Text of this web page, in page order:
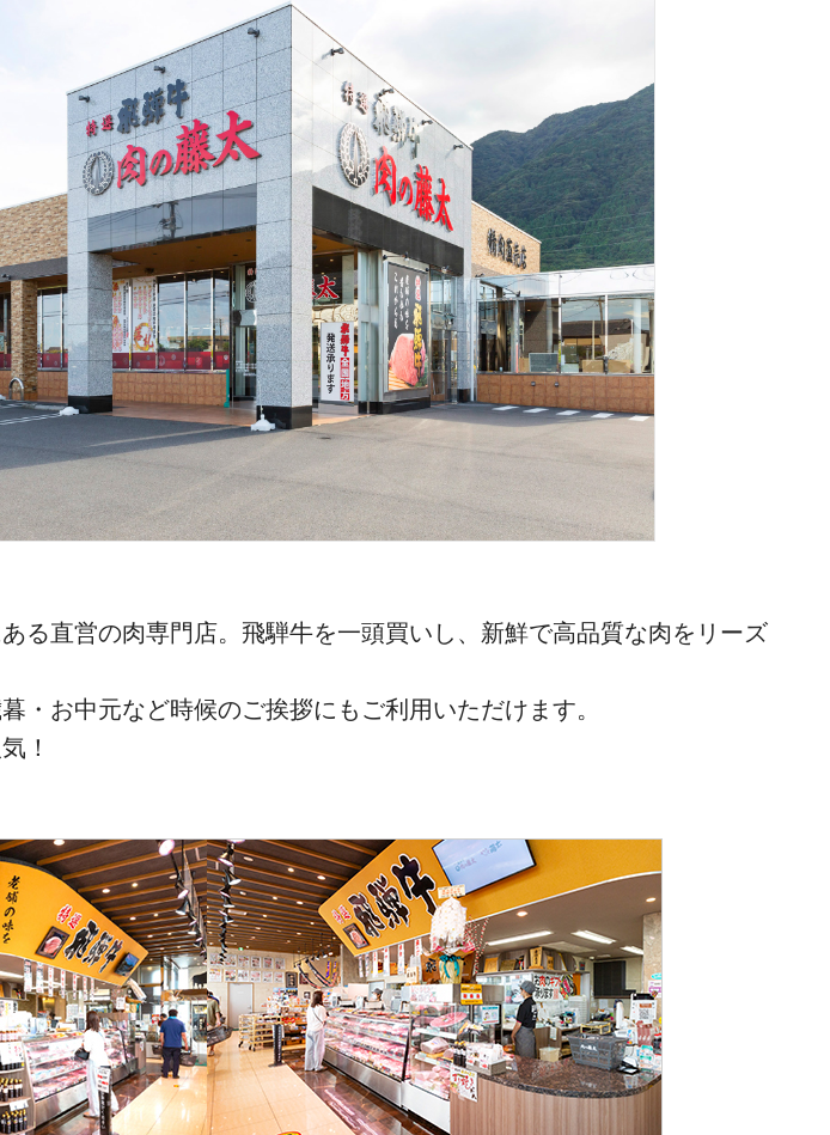
る直営の肉専門店。飛騨牛を一頭買いし、新鮮で高品質な肉をリーズ
・お中元など時候のご挨拶にもご利用いただけます。
！